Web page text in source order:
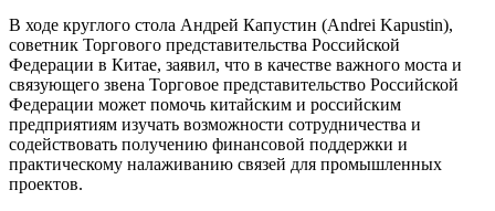
В ходе круглого стола Андрей Капустин (Andrei Kapustin),
советник Торгового представительства Российской
Федерации в Китае, заявил, что в качестве важного моста и
связующего звена Торговое представительство Российской
Федерации может помочь китайским и российским
предприятиям изучать возможности сотрудничества и
содействовать получению финансовой поддержки и
практическому налаживанию связей для промышленных
проектов.